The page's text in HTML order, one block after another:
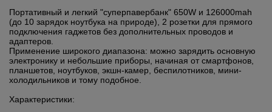
Портативный и легкий "суперпавербанк" 650W и 126000mah
(до 10 зарядок ноутбука на природе), 2 розетки для прямого
подключения гаджетов без дополнительных проводов и
адаптеров.
Применение широкого диапазона: можно зарядить основную
электронику и небольшие приборы, начиная от смартфонов,
планшетов, ноутбуков, экшн-камер, беспилотников, мини-
холодильников и тому подобное.
Характеристики: